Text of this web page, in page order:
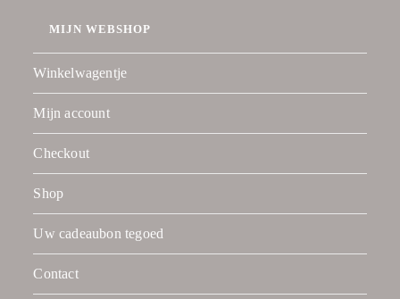
MIJN WEBSHOP
Winkelwagentje
Mijn account
Checkout
Shop
Uw cadeaubon tegoed
Contact